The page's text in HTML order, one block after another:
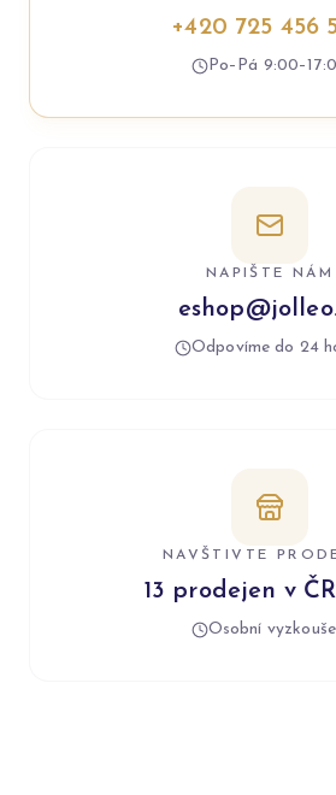
+420 725 456
Po–Pá
NAPIŠTE NÁM
Odpovíme do 24
NAVŠTIVTE
13 prodejen v
Osobní